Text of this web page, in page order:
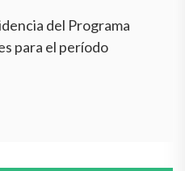
del Programa
para el período